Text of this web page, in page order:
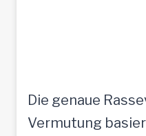
Die genaue
Vermutung